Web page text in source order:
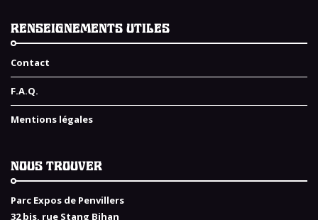
RENSEIGNEMENTS UTILES
Contact
F.A.Q.
Mentions légales
NOUS TROUVER
Parc Expos de Penvillers
32 bis, rue Stang Bihan